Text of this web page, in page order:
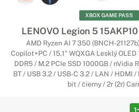
XBOX GAME PASS
LENOVO Legion 5
AMD Ryzen AI 7 350 (BNCH-
Copilot+PC / 15,1" WQXGA Lesklý
DDR5 / M.2 PCIe SSD 1000GB / nVidia
BT / USB 3.2 / USB-C 3.2 / LAN / HDMI
bit / čierny / 2r (2r)